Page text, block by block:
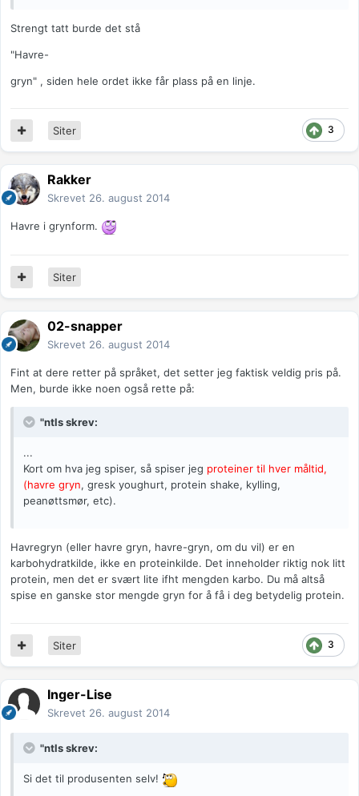
Strengt tatt burde det stå
"Havre-
gryn" , siden hele ordet ikke får plass på en linje.
3
Siter
Rakker
Skrevet 26. august 2014
Havre i grynform.
Siter
02-snapper
Skrevet 26. august 2014
Fint at dere retter på språket, det setter jeg faktisk veldig pris på.
Men, burde ikke noen også rette på:
"ntls skrev:
...
Kort om hva jeg spiser, så spiser jeg proteiner til hver måltid,
(havre gryn, gresk youghurt, protein shake, kylling,
peanøttsmør, etc).
Havregryn (eller havre gryn, havre-gryn, om du vil) er en
karbohydratkilde, ikke en proteinkilde. Det inneholder riktig nok litt
protein, men det er svært lite ifht mengden karbo. Du må altså
spise en ganske stor mengde gryn for å få i deg betydelig protein.
3
Siter
Inger-Lise
Skrevet 26. august 2014
"ntls skrev:
Si det til produsenten selv!